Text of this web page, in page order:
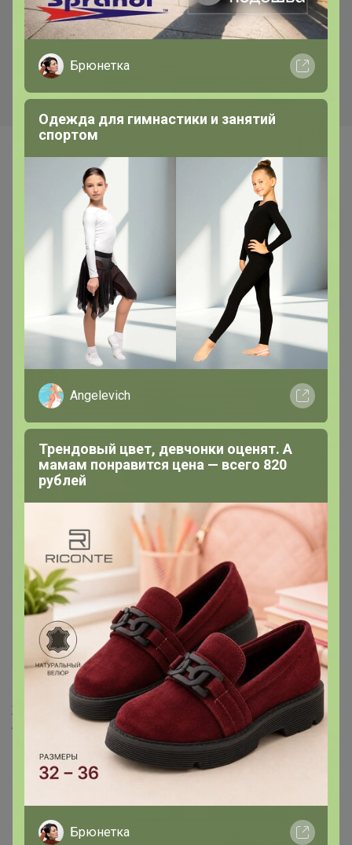
Самые желанные
Женский 3D-бюстгальтер,
легкое бесшовное нижнее
белье пуш-ап с мягкой
поддержкой
560р
Бесшовные трусы AIRism
Брюнетка
Одежда для гимнастики и занятий
спортом
Angelevich
Трендовый цвет, девчонки оценят. А
мамам понравится цена — всего 820
рублей
Брюнетка